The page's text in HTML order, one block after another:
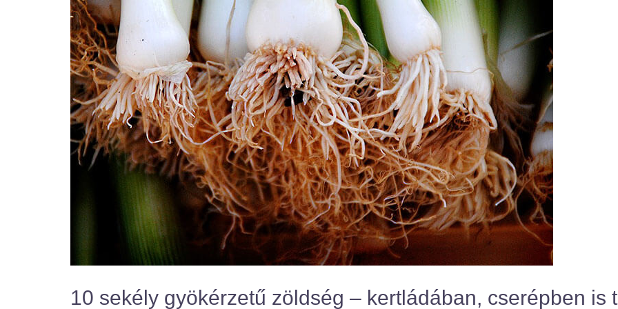
10 sekély gyökérzetű zöldség – kertládában, cserépben is